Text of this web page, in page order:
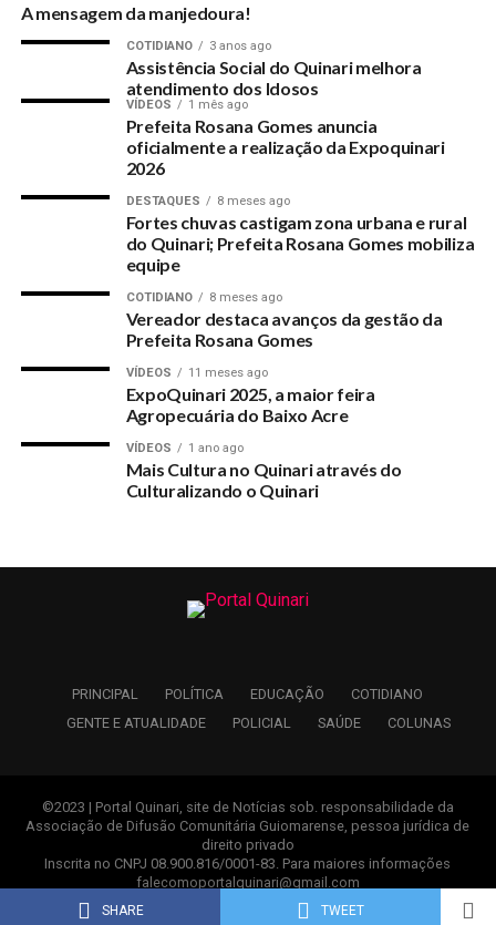
SHARE TWEET
A mensagem da manjedoura!
COTIDIANO 3 anos ago
Assistência Social do Quinari melhora
atendimento dos Idosos
VÍDEOS 1 mês ago
Prefeita Rosana Gomes anuncia
oficialmente a realização da Expoquinari
2026
DESTAQUES 8 meses ago
Fortes chuvas castigam zona urbana e rural
do Quinari; Prefeita Rosana Gomes mobiliza
equipe
COTIDIANO 8 meses ago
Vereador destaca avanços da gestão da
Prefeita Rosana Gomes
VÍDEOS 11 meses ago
ExpoQuinari 2025, a maior feira
Agropecuária do Baixo Acre
VÍDEOS 1 ano ago
Mais Cultura no Quinari através do
Culturalizando o Quinari
PRINCIPAL POLÍTICA EDUCAÇÃO
COTIDIANO
GENTE E ATUALIDADE
POLICIAL SAÚDE COLUNAS
©2023 | Portal Quinari, site de Notícias sob. responsabilidade da
Associação de Difusão Comunitária Guiomarense, pessoa jurídica de
direito privado
Inscrita no CNPJ 08.900.816/0001-83. Para maiores informações
falecomoportalquinari@gmail.com
Desenvolvido com ♥ pelaAGEBOX